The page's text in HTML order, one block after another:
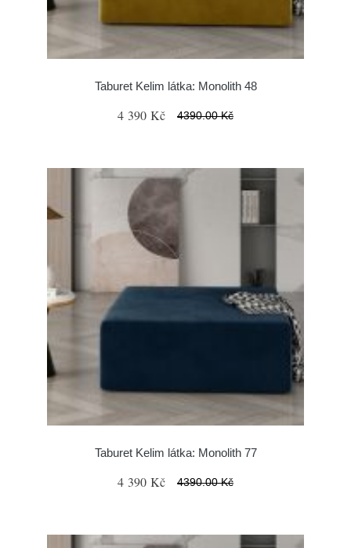
Taburet Kelim látka: Monolith 48
4 390 Kč 4390.00 Kč
Taburet Kelim látka: Monolith 77
4 390 Kč 4390.00 Kč